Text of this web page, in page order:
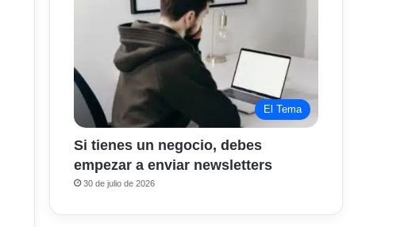
El Tema
Si tienes un negocio, debes
empezar a enviar newsletters
30 de julio de 2026